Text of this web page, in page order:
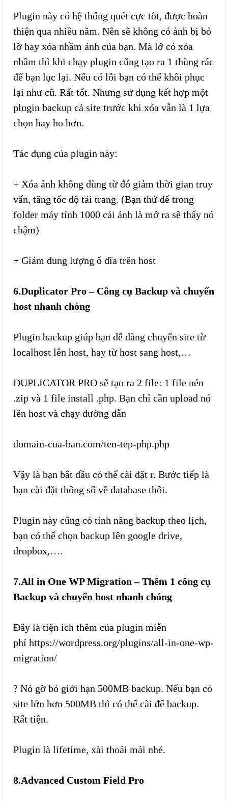
Plugin này có hệ thống quét cực tốt, được hoàn
thiện qua nhiều năm. Nên sẽ không có ảnh bị bỏ
lỡ hay xóa nhầm ảnh của bạn. Mà lỡ có xóa
nhầm thì khi chạy plugin cũng tạo ra 1 thùng rác
để bạn lục lại. Nếu có lỗi bạn có thể khôi phục
lại như cũ. Rất tốt. Nhưng sử dụng kết hợp một
plugin backup cả site trước khi xóa vẫn là 1 lựa
chọn hay ho hơn.
Tác dụng của plugin này:
+ Xóa ảnh không dùng từ đó giảm thời gian truy
vấn, tăng tốc độ tải trang. (Bạn thử để trong
folder máy tính 1000 cái ảnh là mở ra sẽ thấy nó
chậm)
+ Giảm dung lượng ổ đĩa trên host
6.Duplicator Pro – Công cụ Backup và chuyển
host nhanh chóng
Plugin backup giúp bạn dễ dàng chuyển site từ
localhost lên host, hay từ host sang host,…
DUPLICATOR PRO sẽ tạo ra 2 file: 1 file nén
.zip và 1 file install .php. Bạn chỉ cần upload nó
lên host và chạy đường dẫn
domain-cua-ban.com/ten-tep-php.php
Vậy là bạn bắt đầu có thể cài đặt r. Bước tiếp là
bạn cài đặt thông số về database thôi.
Plugin này cũng có tính năng backup theo lịch,
bạn có thể chọn backup lên google drive,
dropbox,….
7.All in One WP Migration – Thêm 1 công cụ
Backup và chuyển host nhanh chóng
Đây là tiện ích thêm của plugin miễn
phí https://wordpress.org/plugins/all-in-one-wp-
migration/
? Nó gỡ bỏ giới hạn 500MB backup. Nếu bạn có
site lớn hơn 500MB thì có thể cài để backup.
Rất tiện.
Plugin là lifetime, xài thoải mái nhé.
8.Advanced Custom Field Pro